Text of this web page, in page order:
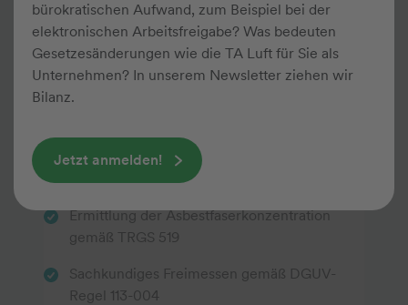
Erstellung von Arbeitsschutzkonzepten bei
Sanierungen oder Arbeiten in kontaminierten
Bereichen gemäß TRGS 524
Arbeiten in kontaminierten Bereichen
gemäß TRGS 524 und DGUV-Regel 101-
004
Ermittlung der Asbestfaserkonzentration
gemäß TRGS 519
Sachkundiges Freimessen gemäß DGUV-
Regel 113-004
bürokratischen Aufwand, zum Beispiel bei der
elektronischen Arbeitsfreigabe? Was bedeuten
Gesetzesänderungen wie die TA Luft für Sie als
Unternehmen? In unserem Newsletter ziehen wir
Bilanz.
Jetzt anmelden!